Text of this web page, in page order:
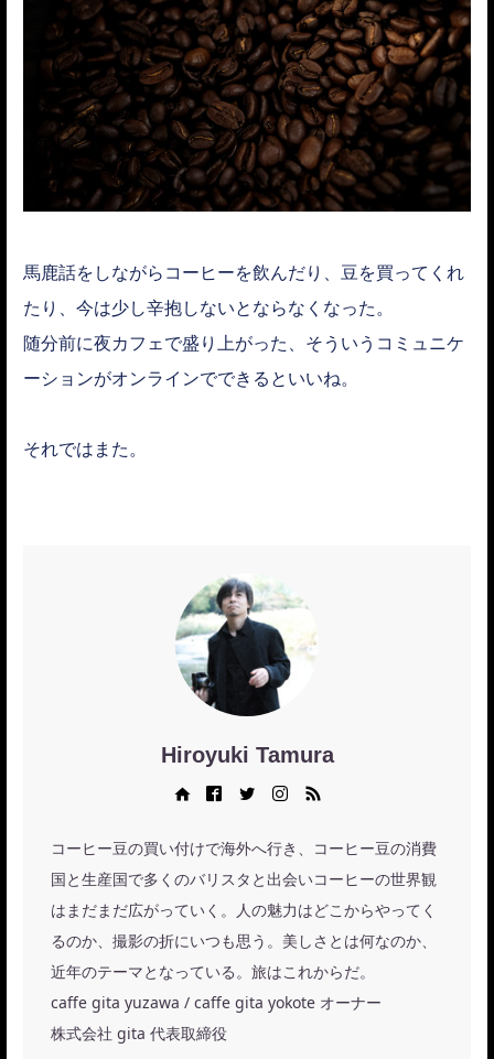
馬鹿話をしながらコーヒーを飲んだり、豆を買ってくれ
たり、今は少し辛抱しないとならなくなった。
随分前に夜カフェで盛り上がった、そういうコミュニケ
ーションがオンラインでできるといいね。
それではまた。
Hiroyuki Tamura
Instagram RSS
コーヒー豆の買い付けで海外へ行き、コーヒー豆の消費
国と生産国で多くのバリスタと出会いコーヒーの世界観
はまだまだ広がっていく。人の魅力はどこからやってく
るのか、撮影の折にいつも思う。美しさとは何なのか、
近年のテーマとなっている。旅はこれからだ。
caffe gita yuzawa / caffe gita yokote オーナー
株式会社 gita 代表取締役